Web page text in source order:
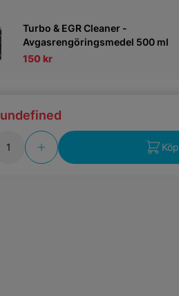
undefined
Köp
Turbo & EGR Cleaner -
Avgasrengöringsmedel 500 ml
150 kr